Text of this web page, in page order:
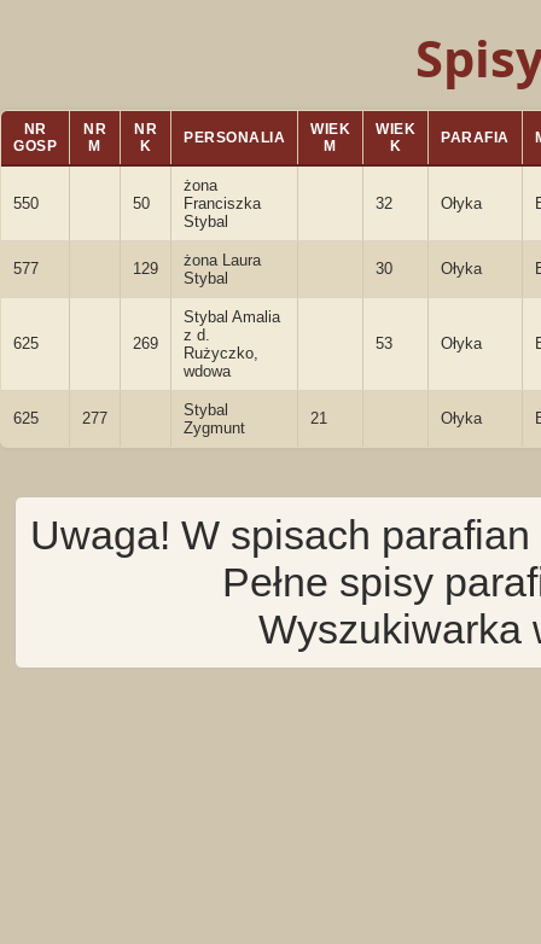
NR
GOSP
NR
M
NR
K
PERSONALIA
WIEK
M
WIEK
K
PARAFIA
550 50
żona
Franciszka
Stybal
32 Ołyka
577 129
żona Laura
Stybal
30 Ołyka
625 269
Stybal Amalia
z d.
Rużyczko,
wdowa
53 Ołyka
625 277
Stybal
Zygmunt
21 Ołyka
Uwaga! W spisach
Pełne spisy
Wyszukiwarka